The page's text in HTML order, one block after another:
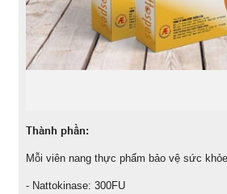
Thành phần:
Mỗi viên nang thực phẩm bảo vệ sức
- Nattokinase: 300FU